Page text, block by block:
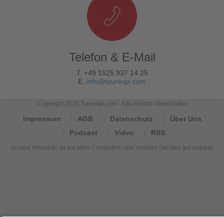
Telefon & E-Mail
T. +49 1525 937 14 25
E. info@tourexpi.com
Copyright 2020 Tourexpi.com - Alle Rechte Vorbehalten
Impressum AGB Datenschutz
Über Uns
Podcast
Video RSS
Unsere Webseite ist auf allen Computern und mobilen Geräten gut nutzbar.